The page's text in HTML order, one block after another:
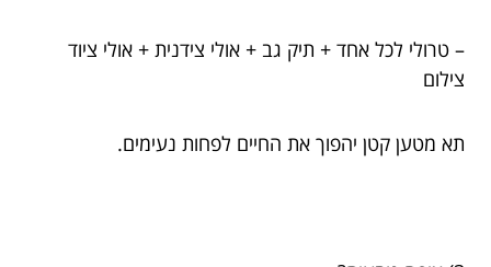
– טרולי לכל אחד + תיק גב + אולי צידנית + אולי ציוד
צילום
תא מטען קטן יהפוך את החיים לפחות נעימים.